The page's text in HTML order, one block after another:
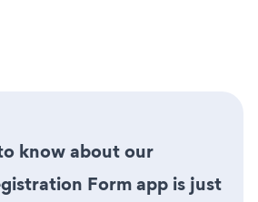
know about our
Form app is just